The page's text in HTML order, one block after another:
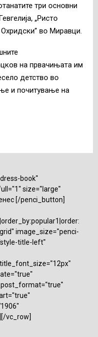
три основни
„Ристо
во Миравци.
на првачињата им
детство во
и почитување на
book"
size="large"
[/penci_button]
image_size="penci-
title-left"
vc_row]